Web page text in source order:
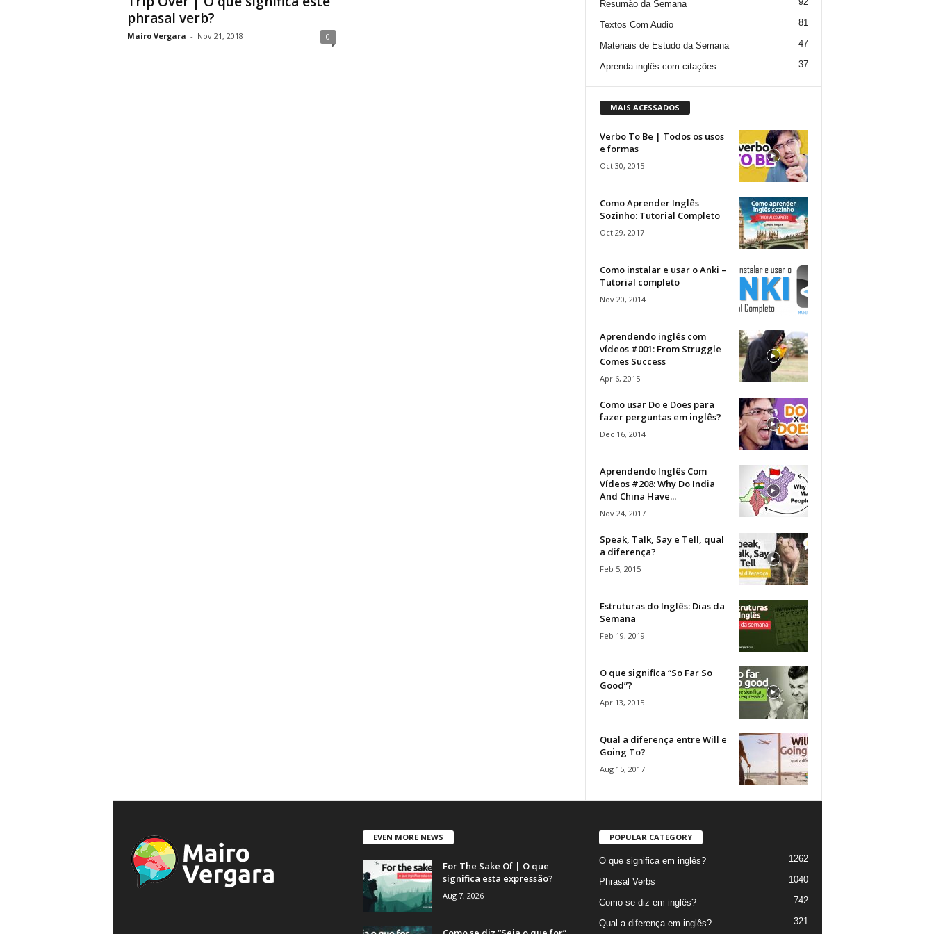
phrasal verb?
Mairo Vergara - Nov 21, 2018 0
Resumão da Semana
Textos Com Audio 81
Materiais de Estudo da Semana 47
Aprenda inglês com citações 37
MAIS ACESSADOS
Verbo To Be | Todos os usos
e formas
Oct 30, 2015
Como Aprender Inglês
Sozinho: Tutorial Completo
Oct 29, 2017
Como instalar e usar o Anki –
Tutorial completo
Nov 20, 2014
Aprendendo inglês com
vídeos #001: From Struggle
Comes Success
Apr 6, 2015
Como usar Do e Does para
fazer perguntas em inglês?
Dec 16, 2014
Aprendendo Inglês Com
Vídeos #208: Why Do India
And China Have...
Nov 24, 2017
Speak, Talk, Say e Tell, qual
a diferença?
Feb 5, 2015
Estruturas do Inglês: Dias da
Semana
Feb 19, 2019
O que significa “So Far So
Good”?
Apr 13, 2015
Qual a diferença entre Will e
Going To?
Aug 15, 2017
EVEN MORE NEWS
For The Sake Of | O que
significa esta expressão?
Aug 7, 2026
POPULAR CATEGORY
O que significa em inglês? 1262
Phrasal Verbs 1040
Como se diz em inglês? 742
Qual a diferença em inglês? 321